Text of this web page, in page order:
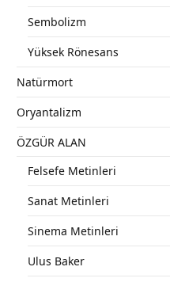
Sembolizm
Yüksek Rönesans
Natürmort
Oryantalizm
ÖZGÜR ALAN
Felsefe Metinleri
Sanat Metinleri
Sinema Metinleri
Ulus Baker